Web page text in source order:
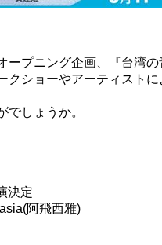
プニング企画、『台湾
ショーやアーティスト
しょうか。
決定
阿飛西雅)